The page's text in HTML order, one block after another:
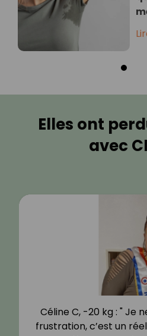
Elles ont
avec
Céline C, -20 kg : " Je
frustration, c’est un